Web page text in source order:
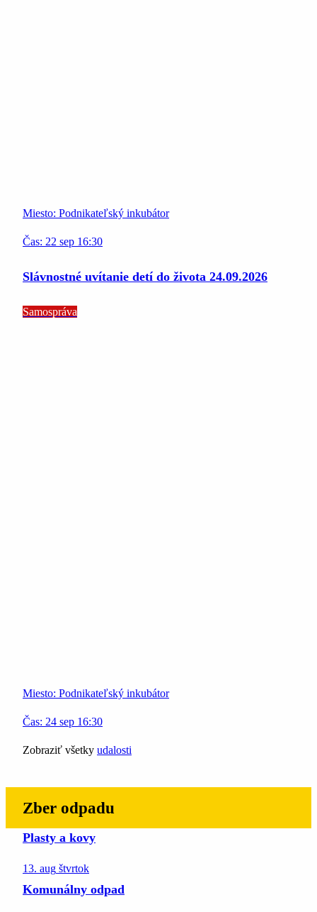
Miesto: Podnikateľský inkubátor
Čas: 22 sep 16:30
Slávnostné uvítanie detí do života 24.09.2026
Samospráva
Miesto: Podnikateľský inkubátor
Čas: 24 sep 16:30
Zobraziť všetky udalosti
Zber odpadu
Plasty a kovy
13. aug štvrtok
Komunálny odpad